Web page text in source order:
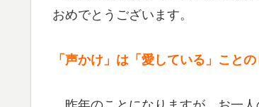
おめでとうございます。
「声かけ」は「愛している」こと